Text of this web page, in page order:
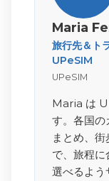
Maria
旅行先＆ト
UPeSIM
UPeSIM
Maria は
す。各国の
まとめ、
で、旅程
選べるよう